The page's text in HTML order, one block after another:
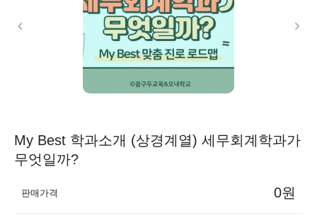
My Best 학과소개 (상경계열) 세무회계학과가
무엇일까?
판매가격 0원